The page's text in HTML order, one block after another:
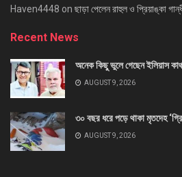
Haven4448 on ছাড়া পেলেন রাহুল ও প্রিয়াঙ্কা
Recent News
অনেক কিছু ভুলে গেছেন ইলিয়াস
AUGUST 9, 2026
৩০ বছর ধরে পড়ে থাকা মৃতদেহ
AUGUST 9, 2026